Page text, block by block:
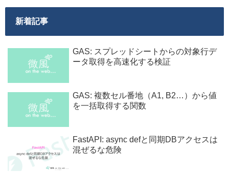
新着記事
GAS: スプレッドシートからの対象行デ
ータ取得を高速化する検証
GAS: 複数セル番地（A1, B2…）から値
を一括取得する関数
FastAPI: async defと同期DBアクセスは
混ぜるな危険